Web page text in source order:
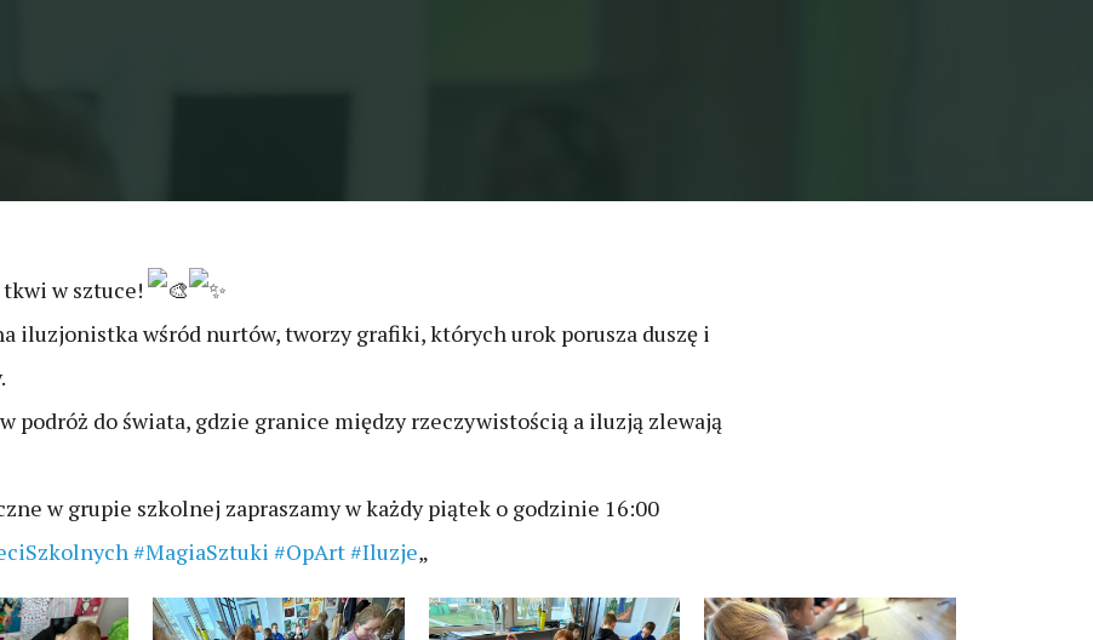
w sztuce!
iluzjonistka wśród nurtów, tworzy grafiki, których urok porusza duszę i
podróż do świata, gdzie granice między rzeczywistością a iluzją zlewają
w grupie szkolnej zapraszamy w każdy piątek o godzinie 16:00
#MagiaSztuki #OpArt#Iluzje„